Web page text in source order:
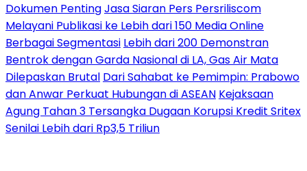
Dokumen PentingJasa Siaran Pers Persriliscom
Melayani Publikasi ke Lebih dari 150 Media Online
Berbagai Segmentasi Lebih dari 200 Demonstran
Bentrok dengan Garda Nasional di LA, Gas Air Mata
Dilepaskan Brutal Dari Sahabat ke Pemimpin: Prabowo
dan Anwar Perkuat Hubungan di ASEAN Kejaksaan
Agung Tahan 3 Tersangka Dugaan Korupsi Kredit Sritex
Senilai Lebih dari Rp3,5 Triliun